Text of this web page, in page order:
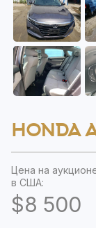
HONDA
Цена на
в США:
$8 500